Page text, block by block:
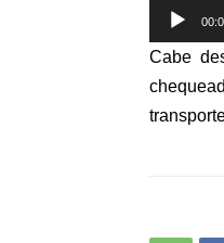
de
audio
Cabe